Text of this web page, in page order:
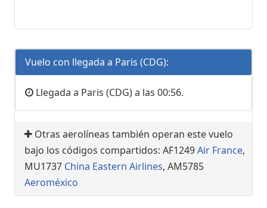
Vuelo con llegada a Paris (CDG):
Llegada a Paris (CDG) a las 00:56.
Otras aerolíneas también operan este vuelo
bajo los códigos compartidos: AF1249Air France,
MU1737 China Eastern Airlines, AM5785
Aeroméxico